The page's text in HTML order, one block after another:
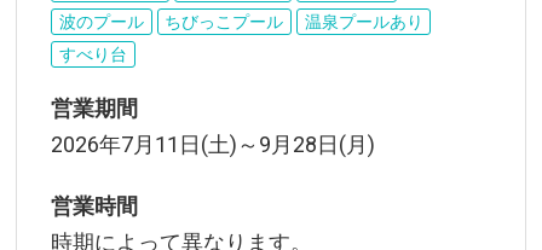
波のプール
ちびっこプール
温泉プールあり
すべり台
営業期間
2026年7月11日(土)～9月28日(月)
営業時間
時期によって異なります。